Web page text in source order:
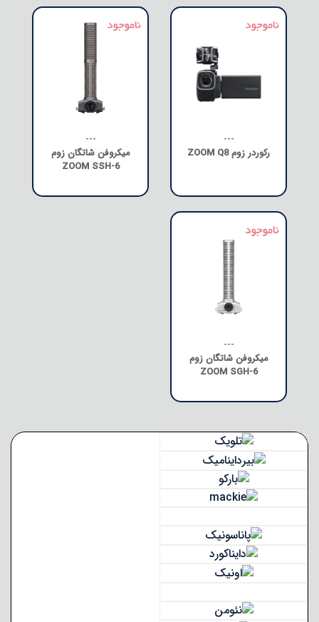
---
رکوردر زوم ZOOM Q8
---
میکروفن شاتگان زوم
ZOOM SSH-6
---
میکروفن شاتگان زوم
ZOOM SGH-6